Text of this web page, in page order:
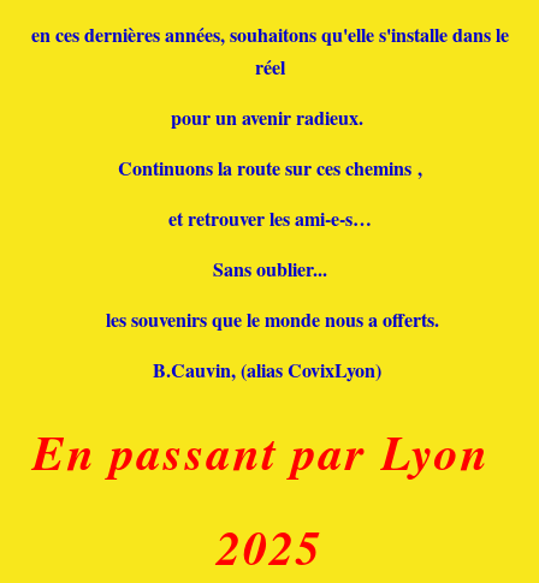
en ces dernières années, souhaitons qu'elle s'installe dans le
réel
pour un avenir radieux.
Continuons la route sur ces chemins ,
et retrouver les ami-e-s…
Sans oublier...
les souvenirs que le monde nous a offerts.
B.Cauvin, (alias CovixLyon)
En passant par Lyon
2025